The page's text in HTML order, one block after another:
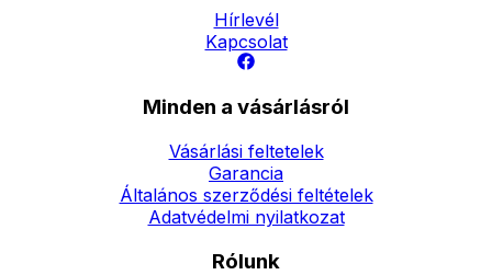
Hírlevél
Kapcsolat
Minden a vásárlásról
Vásárlási feltetelek
Garancia
Általános szerződési feltételek
Adatvédelmi nyilatkozat
Rólunk